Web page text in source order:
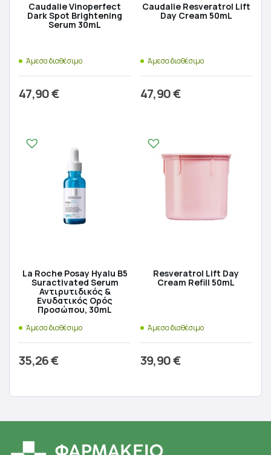
Caudalie Vinoperfect
Dark Spot Brightening
Serum 30mL
Άμεσα διαθέσιμο
47,90€
Caudalie Resveratrol Lift
Day Cream 50mL
Άμεσα διαθέσιμο
47,90€
La Roche Posay Hyalu B5
Suractivated Serum
Αντιρυτιδικός &
Ενυδατικός Ορός
Προσώπου, 30mL
Άμεσα διαθέσιμο
35,26€
Resveratrol Lift Day
Cream Refill 50mL
Άμεσα διαθέσιμο
39,90€